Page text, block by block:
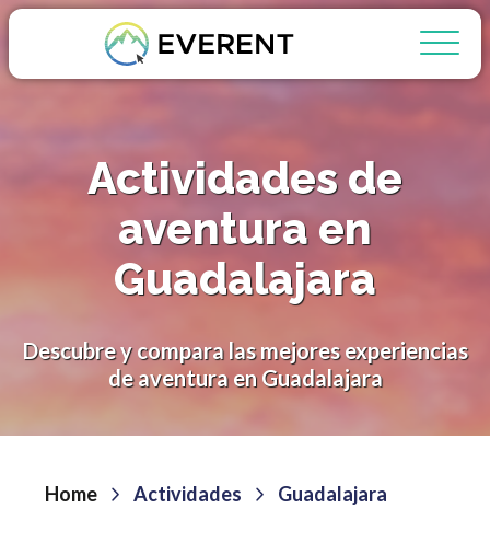
Actividades de
aventura en
Guadalajara
Descubre y compara las mejores experiencias
de aventura en Guadalajara
Home Actividades Guadalajara